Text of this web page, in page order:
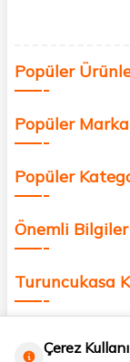
buluşturuyor ve
Sağlık, güzellik ve iyi
Popüler
Popüler
Popüler
Önemli Bilgiler
Turuncukasa
Çerez